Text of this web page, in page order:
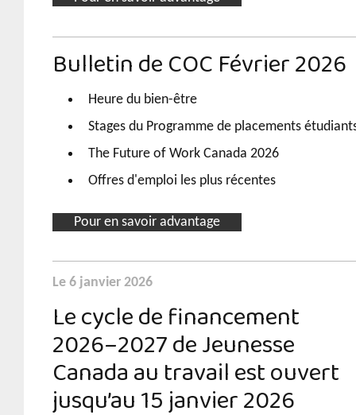
Bulletin de COC Février 2026
Heure du bien-être
Stages du Programme de placements
The Future of Work Canada 2026
Offres d'emploi les plus récentes
Pour en savoir advantage
Le 6 janvier 2026
Le cycle de financement
2026–2027 de Jeunesse
Canada au travail est ouvert
jusqu’au 15 janvier 2026